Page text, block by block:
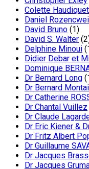
Colette Haudiquet
Daniel
David Bruno (1)
David S. Walter
Delphine Minoui
Didier Debar et
Dominique
Dr Bernard Long
Dr Bernard
Dr Catherine
Dr Chantal Vuillez
Dr Claude
Dr Eric Kiener &
Dr Fritz Albert
Dr Guillaume
Dr Jacques
Dr Jacques